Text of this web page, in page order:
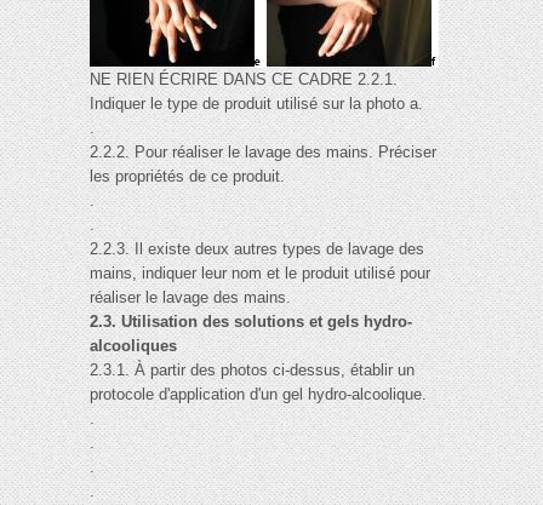
NE RIEN ÉCRIRE DANS CE CADRE 2.2.1.
Indiquer le type de produit utilisé sur la photo a.
.
2.2.2. Pour réaliser le lavage des mains. Préciser
les propriétés de ce produit.
.
.
2.2.3. Il existe deux autres types de lavage des
mains, indiquer leur nom et le produit utilisé pour
réaliser le lavage des mains.
2.3. Utilisation des solutions et gels hydro-
alcooliques
2.3.1. À partir des photos ci-dessus, établir un
protocole d'application d'un gel hydro-alcoolique.
.
.
.
.